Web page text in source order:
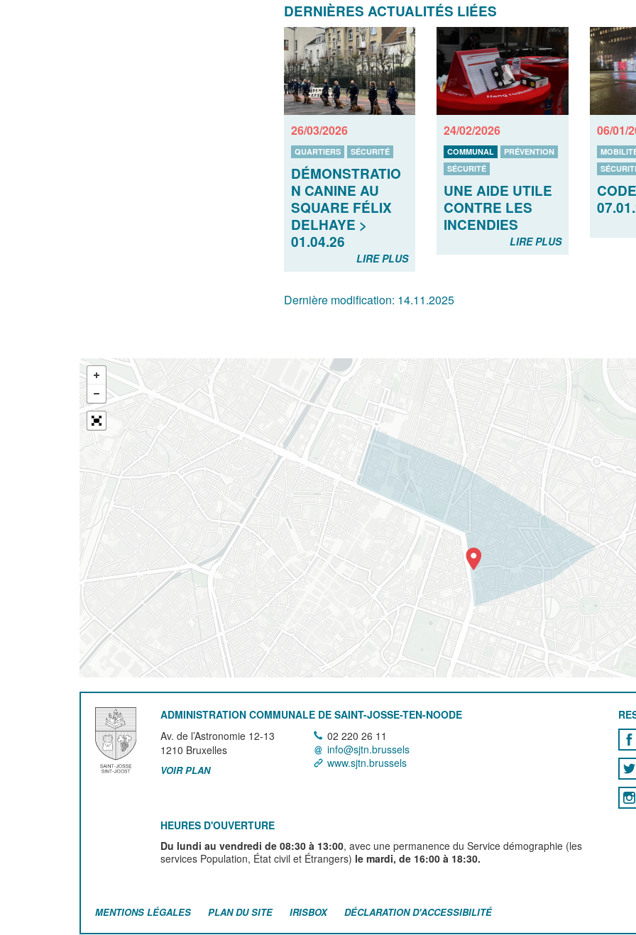
DERNIÈRES ACTUALITÉS LIÉES
26/03/2026
QUARTIERS SÉCURITÉ
DÉMONSTRATIO
N CANINE AU
SQUARE FÉLIX
DELHAYE >
01.04.26
LIRE PLUS
24/02/2026
COMMUNAL
PRÉVENTION
SÉCURITÉ
UNE AIDE UTILE
CONTRE LES
INCENDIES
LIRE PLUS
06/01/
Dernière modification: 14.11.2025
ADMINISTRATION COMMUNALE DE SAINT-JOSSE-TEN-NOODE
Av. de l’Astronomie 12-13
1210 Bruxelles
VOIR PLAN
02 220 26 11
info@sjtn.brussels
www.sjtn.brussels
HEURES D'OUVERTURE
Du lundi au vendredi de 08:30 à 13:00, avec une permanence du Service démographie (les
services Population, État civil et Étrangers) le mardi, de 16:00 à 18:30.
MENTIONS LÉGALES PLAN DU SITE IRISBOX DÉCLARATION D'ACCESSIBILITÉ